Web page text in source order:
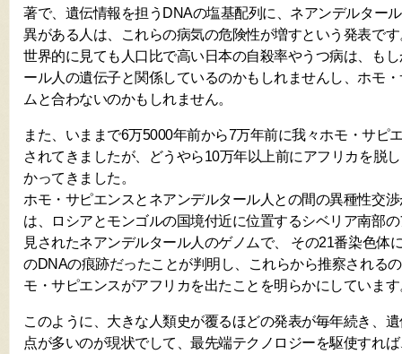
著で、遺伝情報を担うDNAの塩基配列に、ネアンデルター
異がある人は、これらの病気の危険性が増すという発表です
世界的に見ても人口比で高い日本の自殺率やうつ病は、も
ール人の遺伝子と関係しているのかもしれませんし、ホモ
ムと合わないのかもしれません。
また、いままで6万5000年前から7万年前に我々ホモ・サピ
されてきましたが、どうやら10万年以上前にアフリカを脱
かってきました。
ホモ・サピエンスとネアンデルタール人との間の異種性交
は、ロシアとモンゴルの国境付近に位置するシベリア南部
見されたネアンデルタール人のゲノムで、 その21番染色体
のDNAの痕跡だったことが判明し、これらから推察される
モ・サピエンスがアフリカを出たことを明らかにしています
このように、大きな人類史が覆るほどの発表が毎年続き、
点が多いのが現状でして、最先端テクノロジーを駆使すれ